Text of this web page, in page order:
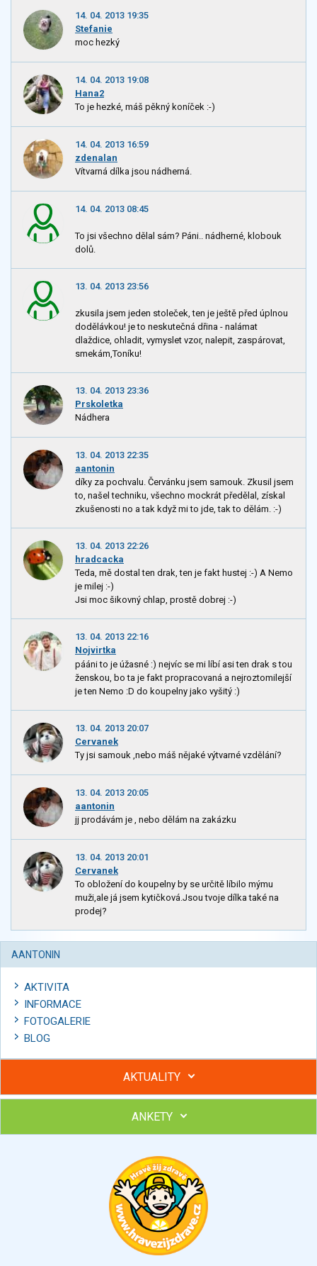
14. 04. 2013 19:35
Stefanie
moc hezký
14. 04. 2013 19:08
Hana2
To je hezké, máš pěkný koníček :-)
14. 04. 2013 16:59
zdenalan
Vítvarná dílka jsou nádherná.
14. 04. 2013 08:45
To jsi všechno dělal sám? Páni.. nádherné, klobouk
dolů.
13. 04. 2013 23:56
zkusila jsem jeden stoleček, ten je ještě před úplnou
dodělávkou! je to neskutečná dřina - nalámat
dlaždice, ohladit, vymyslet vzor, nalepit, zaspárovat,
smekám,Toníku!
13. 04. 2013 23:36
Prskoletka
Nádhera
13. 04. 2013 22:35
aantonin
díky za pochvalu. Červánku jsem samouk. Zkusil jsem
to, našel techniku, všechno mockrát předělal, získal
zkušenosti no a tak když mi to jde, tak to dělám. :-)
13. 04. 2013 22:26
hradcacka
Teda, mě dostal ten drak, ten je fakt hustej :-) A Nemo
je milej :-)
Jsi moc šikovný chlap, prostě dobrej :-)
13. 04. 2013 22:16
Nojvirtka
pááni to je úžasné :) nejvíc se mi líbí asi ten drak s tou
ženskou, bo ta je fakt propracovaná a nejroztomilejší
je ten Nemo :D do koupelny jako vyšitý :)
13. 04. 2013 20:07
Cervanek
Ty jsi samouk ,nebo máš nějaké výtvarné vzdělání?
13. 04. 2013 20:05
aantonin
jj prodávám je , nebo dělám na zakázku
13. 04. 2013 20:01
Cervanek
To obložení do koupelny by se určitě líbilo mýmu
muži,ale já jsem kytičková.Jsou tvoje dílka také na
prodej?
AANTONIN
AKTIVITA
INFORMACE
FOTOGALERIE
BLOG
AKTUALITY
Hubněte s podporou lektorky a skupiny v kurzech STOBu
Chcete poradit s hubnutím? Najděte si odborníka STOBu ve
ANKETY